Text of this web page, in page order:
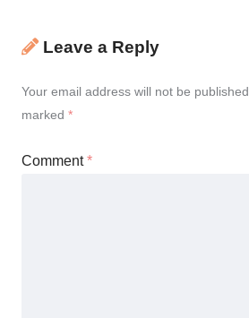
Leave a Reply
Your email address will not be published.
marked *
Comment*